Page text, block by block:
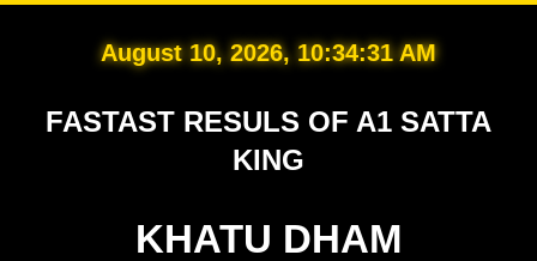
August 10, 2026, 10:34:32 AM
FASTAST RESULS OF A1 SATTA
KING
KHATU DHAM